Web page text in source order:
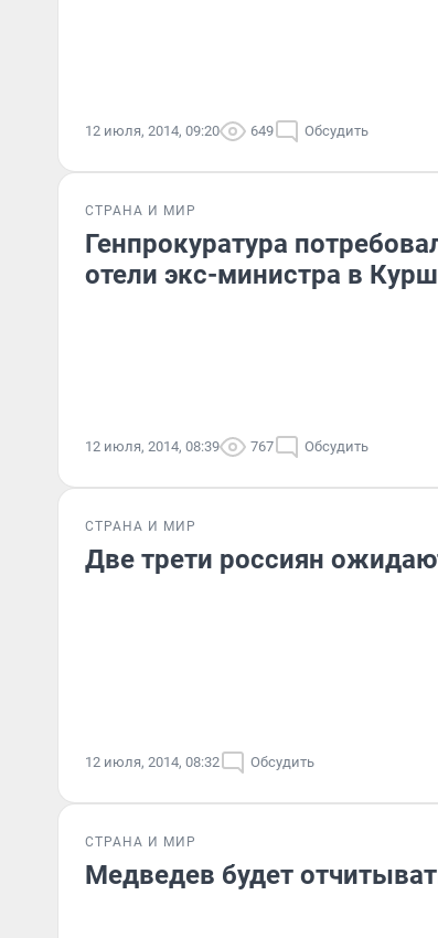
12 июля, 2014, 09:20 649 Обсудить
СТРАНА И МИР
Генпрокуратура
отели экс-министра в
12 июля, 2014, 08:39 767 Обсудить
СТРАНА И МИР
Две трети россиян
12 июля, 2014, 08:32 Обсудить
СТРАНА И МИР
Медведев будет